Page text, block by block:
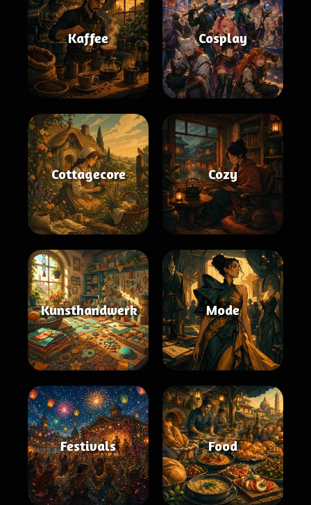
Kaffee Cosplay
Cottagecore Cozy
Kunsthandwerk Mode
Festivals Food